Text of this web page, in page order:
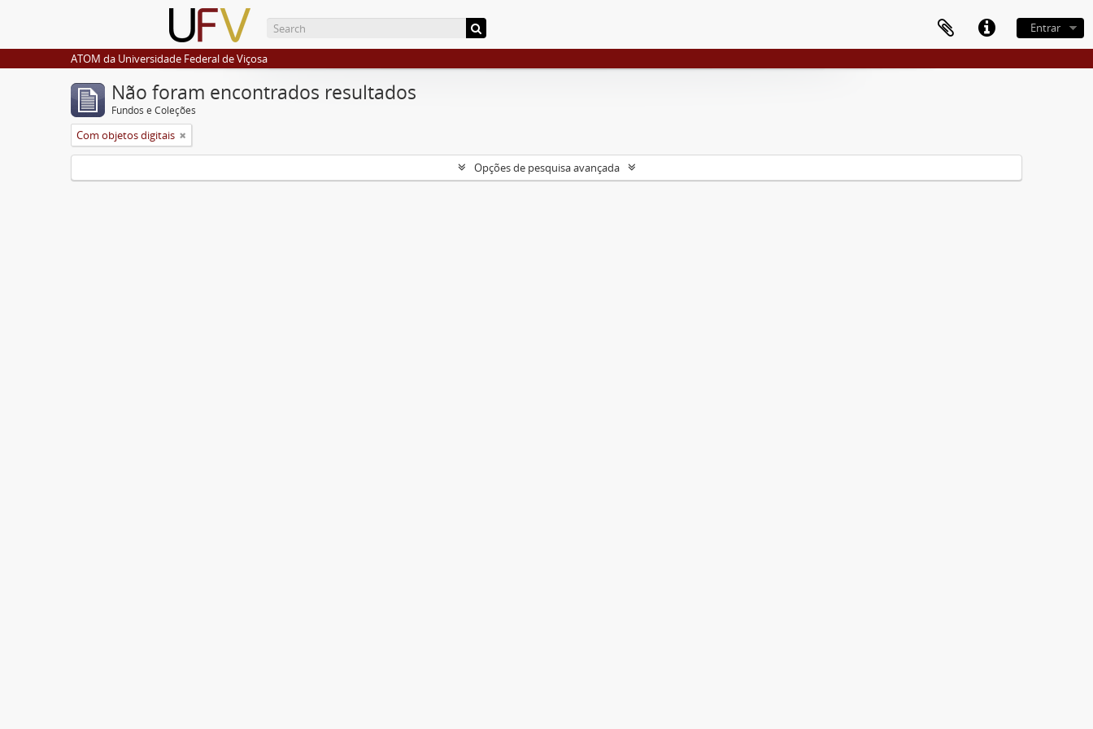
Entrar
ATOM da Universidade Federal de Viçosa
Não foram encontrados resultados
Fundos e Coleções
Com objetos digitais
Opções de pesquisa avançada